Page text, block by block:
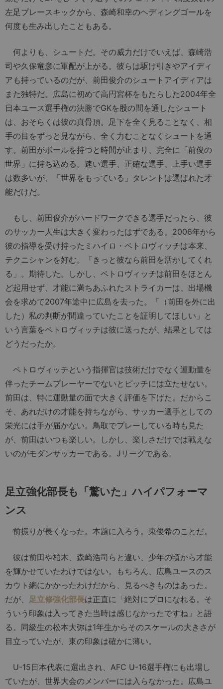
左足プレースキックから、森崎和幸のヘディングゴールを
何度も生み出したこともある。
何よりも、シュートだ。その威力だけでいえば、森崎浩
司や久保竜彦に軍配が上がる。彼らは駆け引きやアイディ
アも持っているのだが、前田俊介のシュートアイディアは
また独特だ。広島に初めて高円宮杯をもたらした2004年全
日本ユース選手権の決勝でGKを股の間を通したシュート
は、おそらくは彼の真骨頂。足下を全く見ることなく、相
手の目をずっと見ながら、全く力むことなくシュートを通
す。前田がボールを持つと時間が止まり、完全に「前俊の
世界」に持ち込める。速い選手、正確な選手、上手い選手
は数多いが、「世界をもっている」タレントは選ばれた才
能だけだ。
もし、前田俊介がハードワークできる選手だったら、彼
のサッカー人生は大きく変わったはずである。2006年から
彼の指導を受け持ったミハイロ・ペトロヴィッチは本来、
テクニシャンを好む。「きっと彼なら前田を活かしてくれ
る」。期待した。しかし、ペトロヴィッチは前田をほとん
ど起用せず、才能に満ちあふれたストライカーは、出場機
会を求めて2007年途中に広島を去った。「（前田を外に出
した）私の判断が間違っていたことを証明してほしい」と
いう言葉をペトロヴィッチは彼に送ったが、結果としては
どうだったか。
ペトロヴィッチという指揮官は技術だけでなく運動量を
伴ったチームプレーヤーでないとピッチには立たせない。
前田は、特に運動量の面で大きく評価を下げた。だからこ
そ、あれだけの才能を持ちながら、サッカー選手としての
栄光には手が届かない。鳥取でプレーしている時も見た
が、前田はいつも楽しい。しかし、楽しさだけでは戦えな
いのがモダンサッカーである。Jリーグである。
足立強化部長も「驚いた」ハイパフォーマ
ンス
前振りが長くなった。本題に入ろう。東俊希のことだ。
彼は前田や柏木、森崎浩司らと違い、少年の頃から才能
を輝かせていたわけではない。もちろん、広島ユースのス
カウト網にかかったわけだから、見るべきものはあった。
だが、 足立修強化部長は正直に「絶対にプロになれる。そ
ういう印象は入ってきた当時は感じなかったですね」と語
る。同級生の松本大弥は1年生からそのスケールの大きさが
目立っていたが、東の印象は確かに薄い。
U-15日本代表に選出され、AFC U-16選手権にも出場し
ていたが、世界大会のメンバーには入らなかった。広島ユ